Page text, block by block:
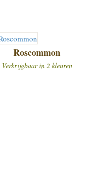
Roscommon
Verkrijgbaar in 2 kleuren